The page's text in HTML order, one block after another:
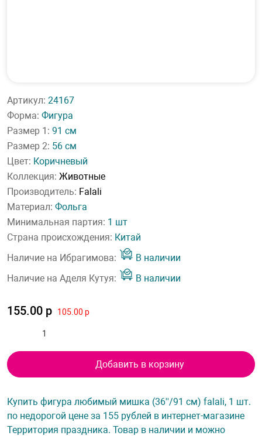
Артикул: 24167
Форма: Фигура
Размер 1: 91 см
Размер 2: 56 см
Цвет: Коричневый
Коллекция: Животные
Производитель: Falali
Материал: Фольга
Минимальная партия: 1 шт
Страна происхождения: Китай
Наличие на Ибрагимова:
В наличии
Наличие на Аделя Кутуя:
В наличии
155.00 р 105.00 р
Добавить в корзину
Купить фигура любимый мишка (36''/91 см) falali, 1 шт.
по недорогой цене за 155 рублей в интернет-магазине
Территория праздника. Товар в наличии и можно